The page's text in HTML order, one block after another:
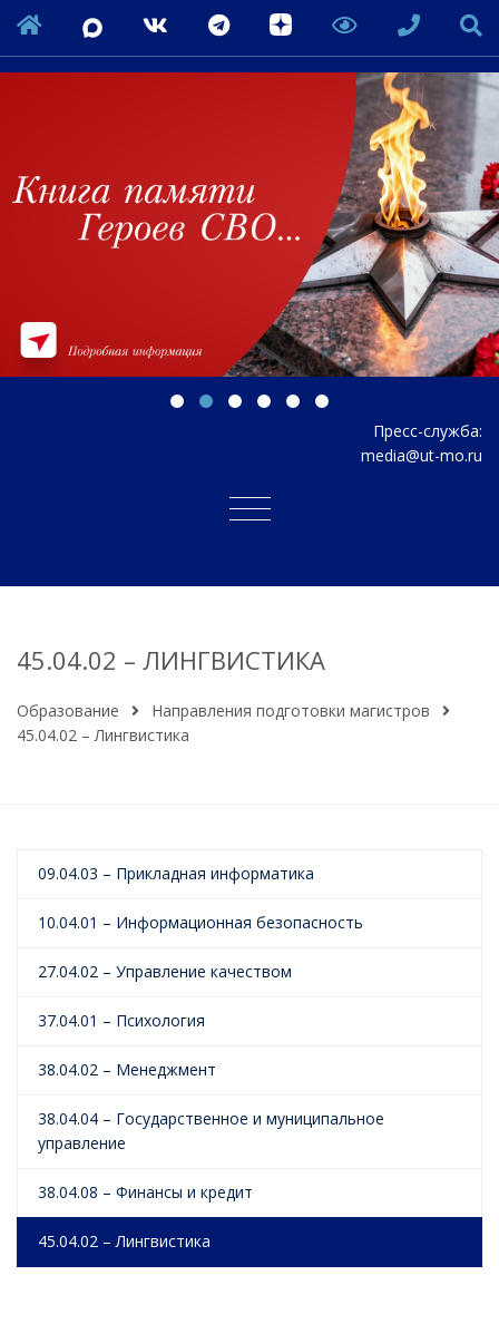
Пресс-служба:
media@ut-mo.ru
45.04.02 – ЛИНГВИСТИКА
Образование
Направления подготовки магистров
45.04.02 – Лингвистика
09.04.03 – Прикладная информатика
10.04.01 – Информационная безопасность
27.04.02 – Управление качеством
37.04.01 – Психология
38.04.02 – Менеджмент
38.04.04 – Государственное и муниципальное
управление
38.04.08 – Финансы и кредит
45.04.02 – Лингвистика